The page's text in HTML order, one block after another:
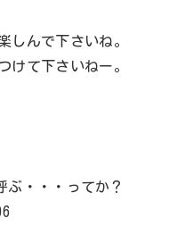
しんで下さいね。
けて下さいねー。
ぶ・・・ってか？